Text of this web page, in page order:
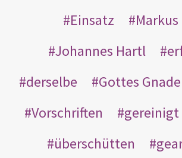
Einsatz
Johannes Hartl
derselbe
Gottes Gnade
Vorschriften
gereinigt
überschütten